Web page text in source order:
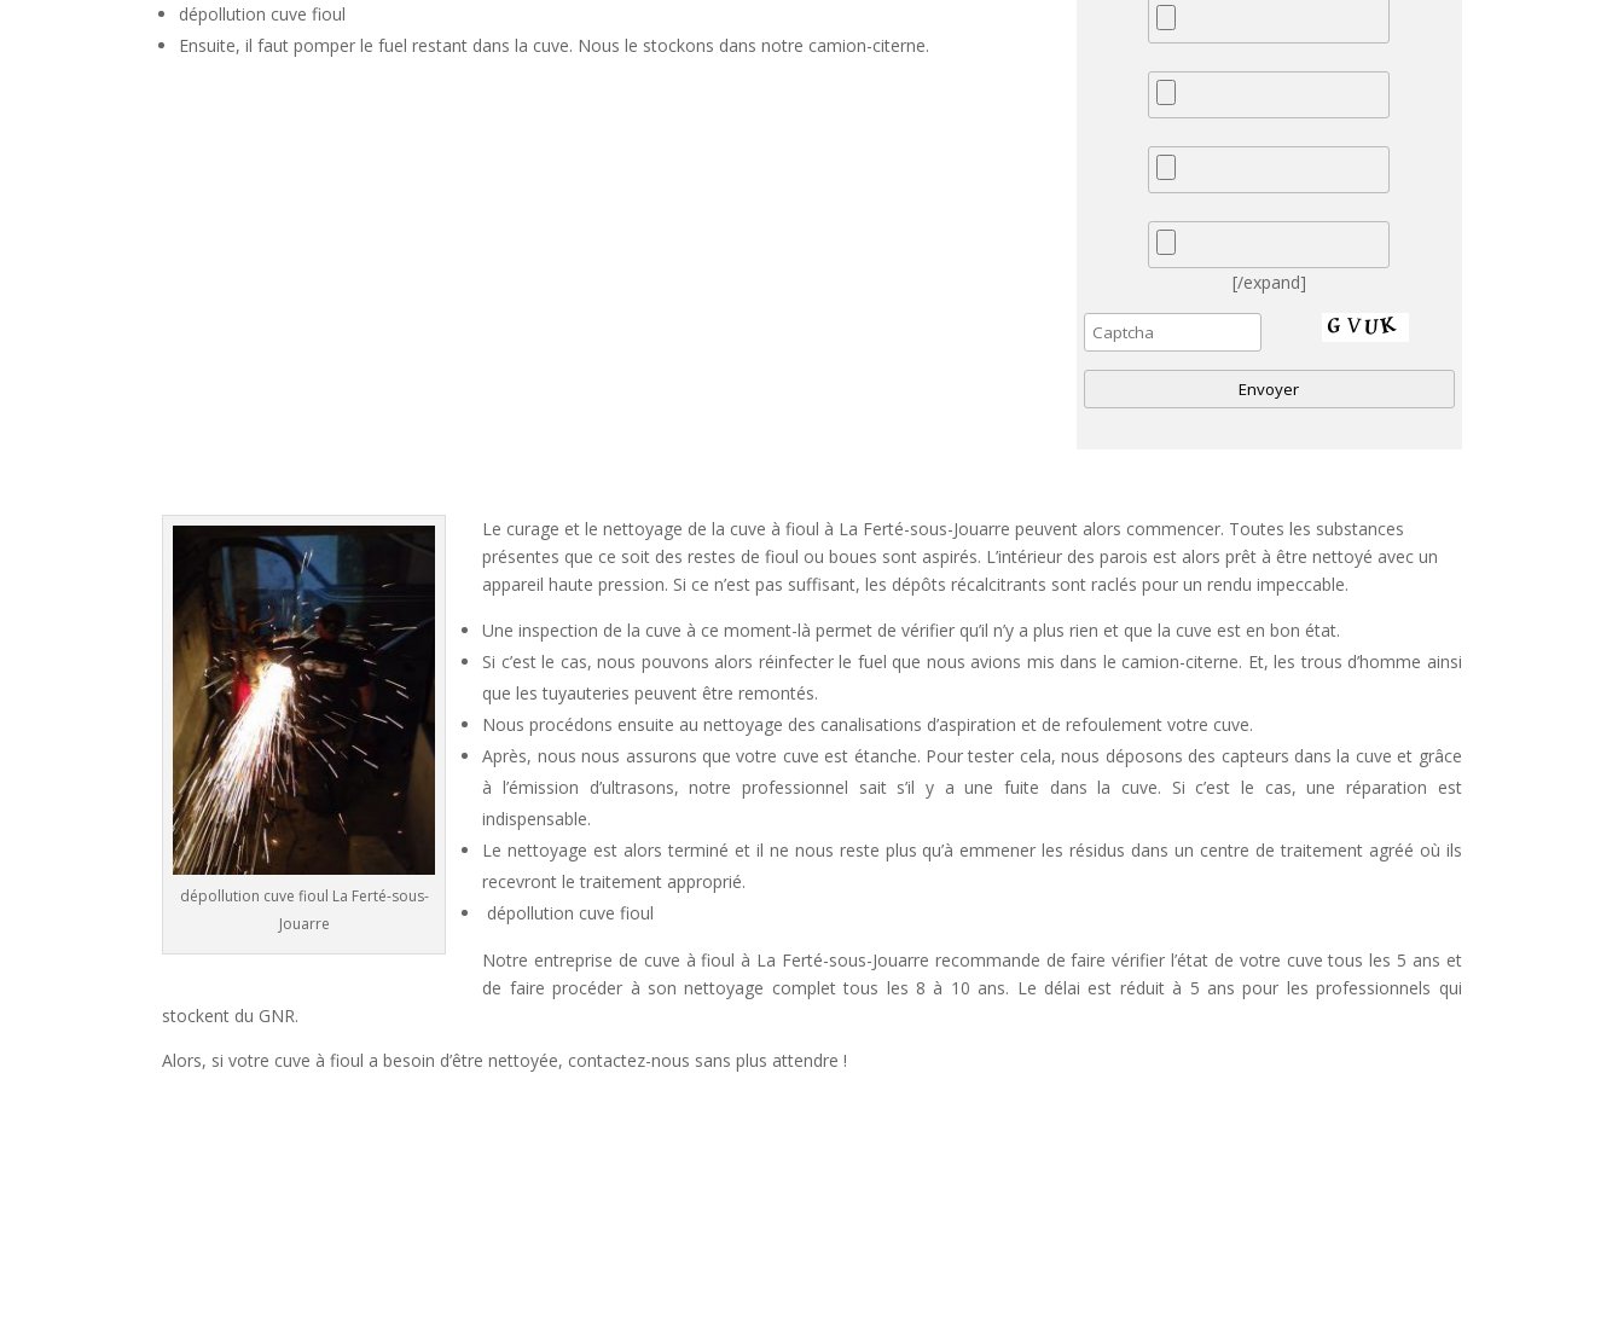
dépollution cuve fioul
Ensuite, il faut pomper le fuel restant dans la cuve. Nous le stockons dans notre camion-citerne.
[/expand]
r
a
t
v
:
dépollution cuve fioul La Ferté-sous-
Jouarre
Le curage et le nettoyage de la cuve à fioul à La Ferté-sous-Jouarre peuvent alors commencer. Toutes les substances
présentes que ce soit des restes de fioul ou boues sont aspirés. L’intérieur des parois est alors prêt à être nettoyé avec un
appareil haute pression. Si ce n’est pas suffisant, les dépôts récalcitrants sont raclés pour un rendu impeccable.
Une inspection de la cuve à ce moment-là permet de vérifier qu’il n’y a plus rien et que la cuve est en bon état.
Si c’est le cas, nous pouvons alors réinfecter le fuel que nous avions mis dans le camion-citerne. Et, les trous d’homme ainsi
que les tuyauteries peuvent être remontés.
Nous procédons ensuite au nettoyage des canalisations d’aspiration et de refoulement votre cuve.
Après, nous nous assurons que votre cuve est étanche. Pour tester cela, nous déposons des capteurs dans la cuve et grâce
à l’émission d’ultrasons, notre professionnel sait s’il y a une fuite dans la cuve. Si c’est le cas, une réparation est
indispensable.
Le nettoyage est alors terminé et il ne nous reste plus qu’à emmener les résidus dans un centre de traitement agréé où ils
recevront le traitement approprié.
dépollution cuve fioul
Notre entreprise de cuve à fioul à La Ferté-sous-Jouarre recommande de faire vérifier l’état de votre cuve tous les 5 ans et
de faire procéder à son nettoyage complet tous les 8 à 10 ans. Le délai est réduit à 5 ans pour les professionnels qui
stockent du GNR.
Alors, si votre cuve à fioul a besoin d’être nettoyée, contactez-nous sans plus attendre !